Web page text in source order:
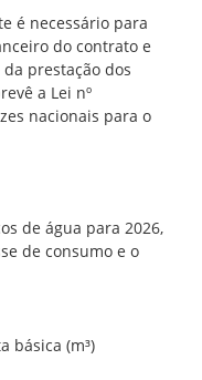
é necessário para
do contrato e
prestação dos
a Lei nº
nacionais para o
de água para 2026,
de consumo e o
básica (m³)